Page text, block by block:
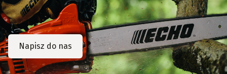
Napisz do nas